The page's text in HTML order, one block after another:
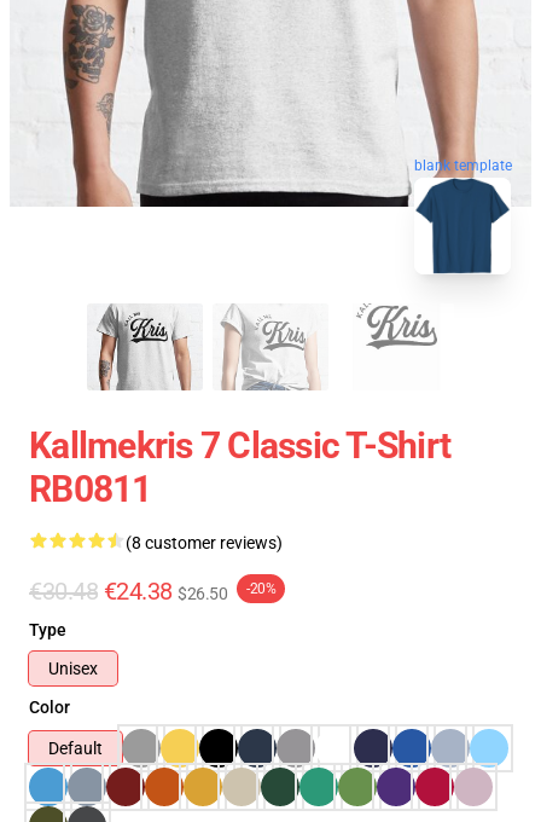
blank template
Kallmekris 7 Classic T-Shirt
RB0811
(8 customer reviews)
€30.48 €24.38 $26.50 -20%
Type
Unisex
Color
Default